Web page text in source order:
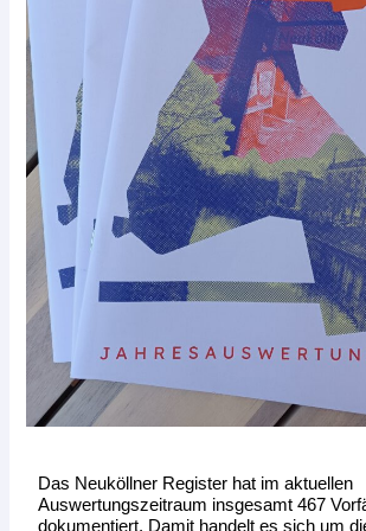
Das Neuköllner Register hat im aktuellen
Auswertungszeitraum insgesamt 467
dokumentiert. Damit handelt es sich um